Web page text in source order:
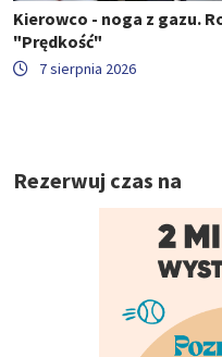
Kierowco - noga z gazu.
"Prędkość"
7 sierpnia 2026
Rezerwuj czas na